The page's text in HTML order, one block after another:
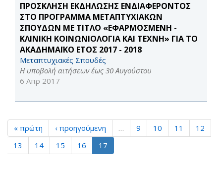
ΠΡΟΣΚΛΗΣΗ ΕΚΔΗΛΩΣΗΣ ΕΝΔΙΑΦΕΡΟΝΤΟΣ
ΣΤΟ ΠΡΟΓΡΑΜΜΑ ΜΕΤΑΠΤΥΧΙΑΚΩΝ
ΣΠΟΥΔΩΝ ΜΕ ΤΙΤΛΟ «ΕΦΑΡΜΟΣΜΕΝΗ -
ΚΛΙΝΙΚΗ ΚΟΙΝΩΝΙΟΛΟΓΙΑ ΚΑΙ ΤΕΧΝΗ» ΓΙΑ ΤΟ
ΑΚΑΔΗΜΑΪΚΟ ΕΤΟΣ 2017 - 2018
Μεταπτυχιακές Σπουδές
Η υποβολή αιτήσεων έως 30 Αυγούστου
6 Απρ 2017
« πρώτη ‹ προηγούμενη … 9 10 11
12
13
14 15 16 17